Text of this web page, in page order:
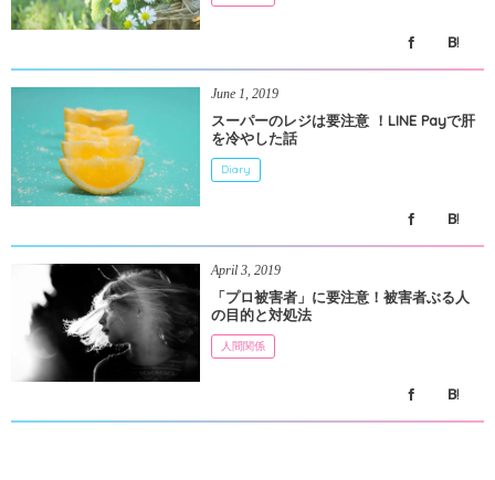
June 1,2019
スーパーのレジは要注意 ！LINE Payで肝
を冷やした話
Diary
April 3,2019
「プロ被害者」に要注意！被害者ぶる人
の目的と対処法
人間関係